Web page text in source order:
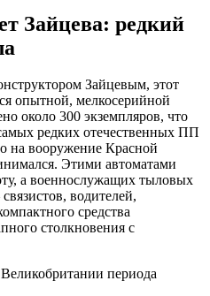
Зайцева: редкий
Зайцевым, этот
опытной, мелкосерийной
около 300 экземпляров, что
редких отечественных ПП
на вооружение Красной
Этими автоматами
а военнослужащих тыловых
водителей,
средства
столкновения с
периода